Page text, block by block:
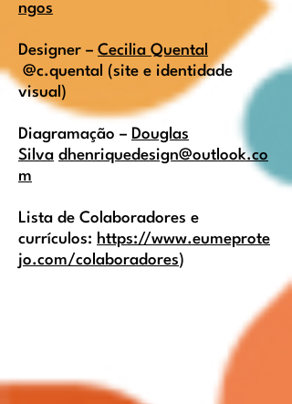
ngos
Designer – Cecilia Quental
@c.quental (site e identidade
visual)
Diagramação – Douglas
Silva dhenriquedesign@outlook.co
m
Lista de Colaboradores e
currículos: https://www.eumeprote
jo.com/colaboradores)